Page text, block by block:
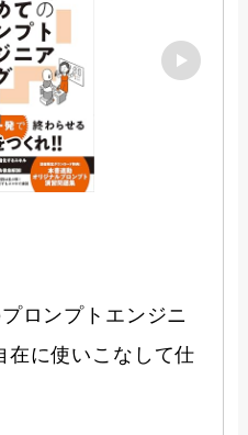
ロンプトエンジニ
在に使いこなして仕